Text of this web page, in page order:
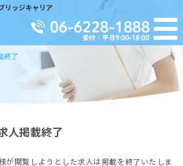
リッジキャリア
終了
人掲載終了
が閲覧しようとした求人は掲載を終了いたしま